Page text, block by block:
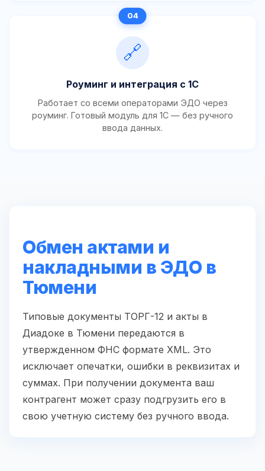
🔗
Роуминг и интеграция с 1С
Работает со всеми операторами ЭДО через
роуминг. Готовый модуль для 1С — без ручного
ввода данных.
Обмен актами и
накладными в ЭДО в
Тюмени
Типовые документы ТОРГ-12 и акты в
Диадоке в Тюмени передаются в
утвержденном ФНС формате XML. Это
исключает опечатки, ошибки в реквизитах и
суммах. При получении документа ваш
контрагент может сразу подгрузить его в
свою учетную систему без ручного ввода.